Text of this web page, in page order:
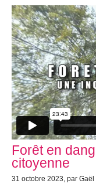
Forêt en
citoyenne
31 octobre 2023, par